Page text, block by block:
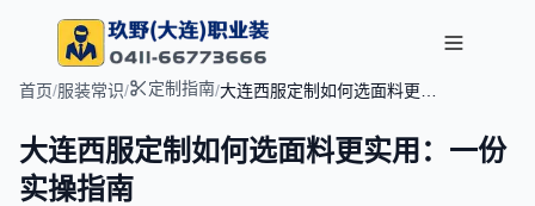
首页/服装常识/ 定制指南/大连西服定制如何选面料更实
大连西服定制如何选面料更实用：一份
实操指南